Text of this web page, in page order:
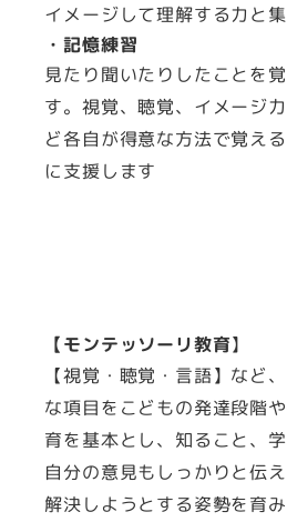
イメージして理解する力と
・記憶練習
見たり聞いたりしたことを
す。視覚、聴覚、イメージ
ど各自が得意な方法で覚え
に支援します
【モンテッソーリ教育】
【視覚・聴覚・言語】など
な項目をこどもの発達段階
育を基本とし、知ること、学
自分の意見もしっかりと伝
解決しようとする姿勢を育